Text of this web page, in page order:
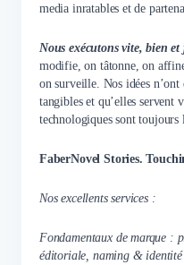
media inratables et de
Nous exécutons vite, bien
modifie, on tâtonne, on
on surveille. Nos idées n’ont
tangibles et qu’elles servent
technologiques sont toujours
FaberNovel Stories.
Nos excellents services :
Fondamentaux de marque :
éditoriale, naming & identité